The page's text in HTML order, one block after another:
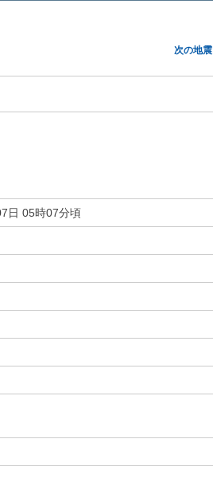
次の地震
日 05時07分頃